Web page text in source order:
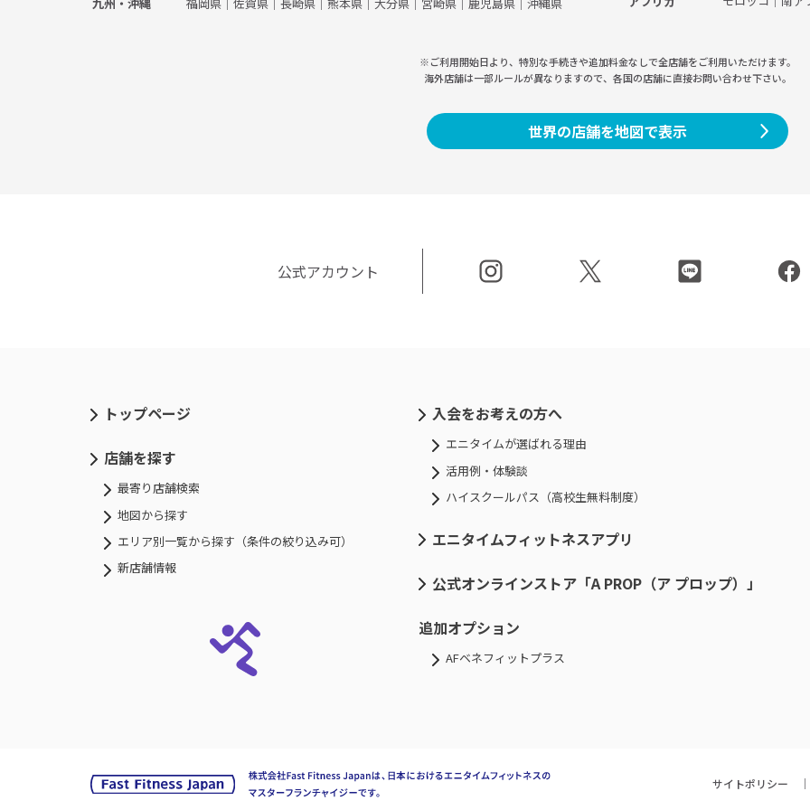
世界の店舗を地図で表示
※ご利用開始日より、特別な手続きや追加料金なしで全店舗をご利用いただけます。
海外店舗は一部ルールが異なりますので、 各国の店舗に直接お問い合わせ下さい。
公式アカウント
トップページ
店舗を探す
最寄り店舗検索
地図から探す
エリア別一覧から探す（条件の絞り込み可）
新店舗情報
入会をお考えの方へ
エニタイムが選ばれる理由
活用例・体験談
ハイスクールパス（高校生無料制度）
エニタイムフィットネスアプリ
公式オンラインストア「A PROP（ア プロップ）」
追加オプション
AFベネフィットプラス
サイトポリシー